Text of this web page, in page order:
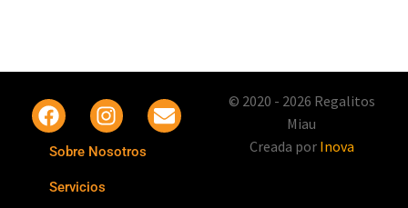
Sobre Nosotros
Servicios
© 2020 - 2026 Regalitos
Miau
Creada por Inova